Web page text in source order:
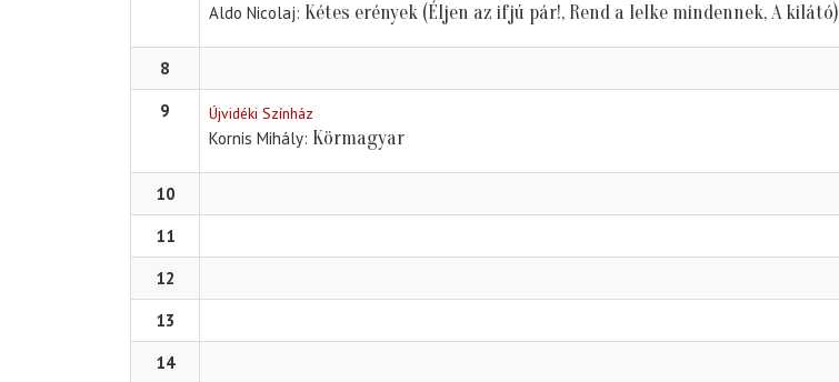
Aldo Nicolaj Kétes erények (Éljen az ifjú pár!, Rend a lelke mindennek, A kilátó)
8
9
Újvidéki Színház
Kornis Mihály Körmagyar
10
11
12
13
14